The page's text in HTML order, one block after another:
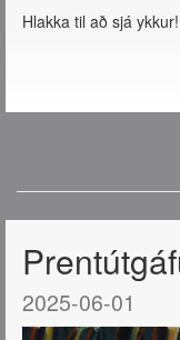
Hlakka til að sjá ykkur!
2025-06-01